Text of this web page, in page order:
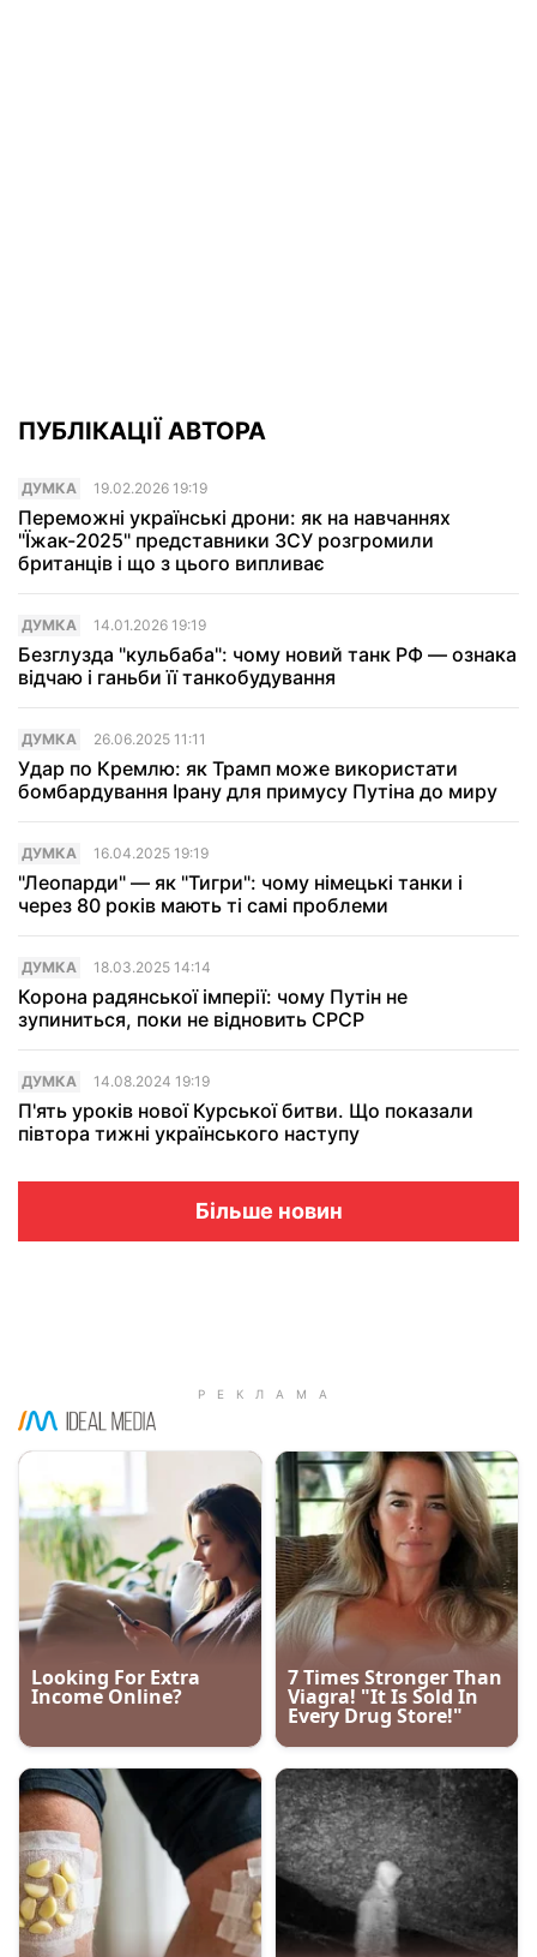
ПУБЛІКАЦІЇ АВТОРА
ДУМКА 19.02.2026 19:19
Переможні українські дрони: як на навчаннях
"Їжак-2025" представники ЗСУ розгромили
британців і що з цього випливає
ДУМКА 14.01.2026 19:19
Безглузда "кульбаба": чому новий танк РФ — ознака
відчаю і ганьби її танкобудування
ДУМКА 26.06.2025 11:11
Удар по Кремлю: як Трамп може використати
бомбардування Ірану для примусу Путіна до миру
ДУМКА 16.04.2025 19:19
"Леопарди" — як "Тигри": чому німецькі танки і
через 80 років мають ті самі проблеми
ДУМКА 18.03.2025 14:14
Корона радянської імперії: чому Путін не
зупиниться, поки не відновить СРСР
ДУМКА 14.08.2024 19:19
П'ять уроків нової Курської битви. Що показали
півтора тижні українського наступу
Більше новин